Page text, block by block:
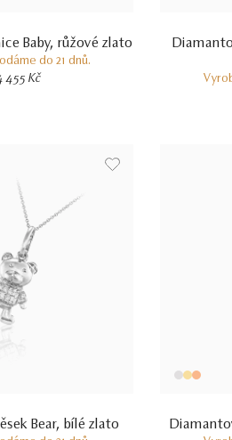
Baby, růžové zlato
do 21 dnů.
455 Kč
Bear, bílé zlato